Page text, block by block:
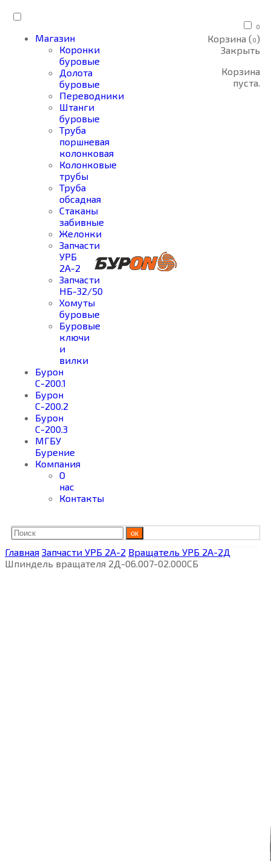
Магазин
Коронки
буровые
Долота
буровые
Переводники
Штанги
буровые
Труба
поршневая
колонковая
Колонковые
трубы
Труба
обсадная
Стаканы
забивные
Желонки
Запчасти
УРБ
2А-2
Запчасти
НБ-32/50
Хомуты
буровые
Буровые
ключи
и
вилки
Бурон
С-200.1
Бурон
С-200.2
Бурон
С-200.3
МГБУ
Бурение
Компания
О
нас
Контакты
0
Корзина (0)
Закрыть
Корзина
пуста.
ок
Главная Запчасти УРБ 2А-2 Вращатель УРБ 2А-2Д
Шпиндель вращателя 2Д-06.007-02.000СБ